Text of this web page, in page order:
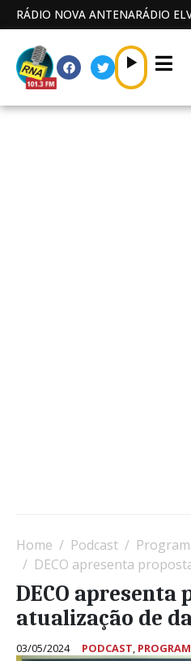
RÁDIO NOVA ANTENARÁDIO
Home Podcast
DECO apresenta propostas
DECO apresenta
atualização de
03/05/2024 PODCAST,